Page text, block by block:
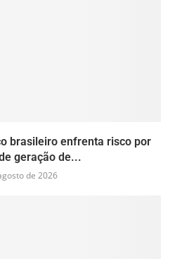
brasileiro enfrenta risco por
geração de...
de 2026